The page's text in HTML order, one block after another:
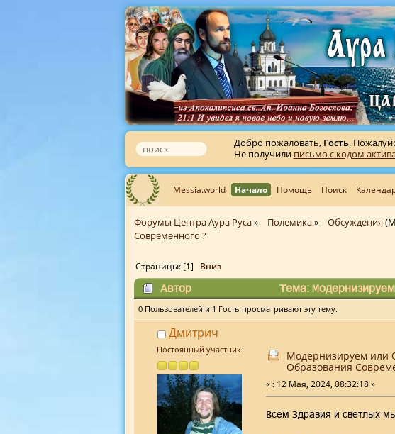
Добро пожаловать, Гость.
Не получили письмо с кодом
Messia.world Начало Помощь Поиск
Форумы Центра Аура Руса» Полемика» Обсуждения
Современного ?
Страницы: [1] Вниз
Автор Тема:
0 Пользователей и 1 Гость просматривают эту тему.
Дмитрич
Постоянный участник
Модернизируем или
Образования
«:12 Мая, 2024, 08:32:18 »
Всем Здравия и светлых